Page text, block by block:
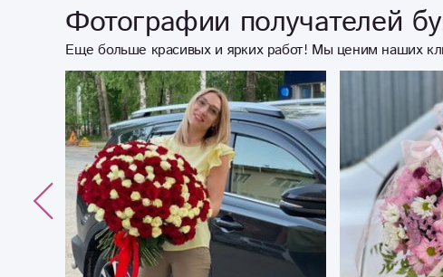
Фотографии получателей
Еще больше красивых и ярких работ! Мы ценим наших